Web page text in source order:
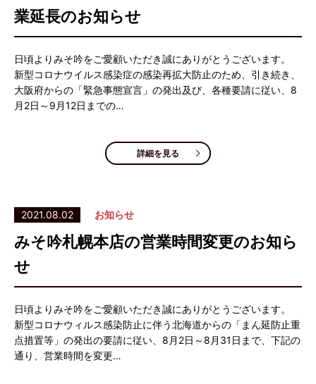
業延長のお知らせ
日頃よりみそ吟をご愛顧いただき誠にありがとうございます。
新型コロナウイルス感染症の感染再拡大防止のため、引き続き、
大阪府からの「緊急事態宣言」の発出及び、各種要請に従い、8
月2日～9月12日までの…
詳細を見る
2021.08.02 お知らせ
みそ吟札幌本店の営業時間変更のお知ら
せ
日頃よりみそ吟をご愛顧いただき誠にありがとうございます。
新型コロナウィルス感染防止に伴う北海道からの「まん延防止重
点措置等」の発出の要請に従い、8月2日～8月31日まで、下記の
通り、営業時間を変更…